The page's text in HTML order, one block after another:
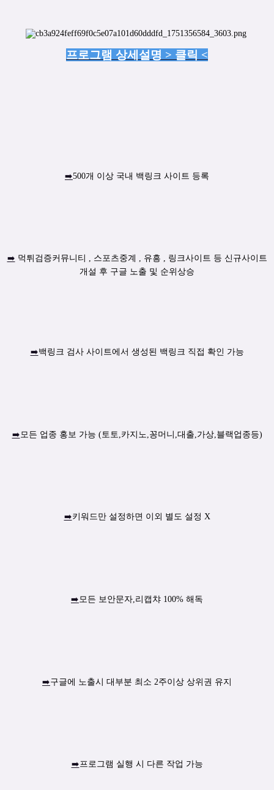
프로그램 상세설명 > 클릭 <
➡️500개 이상 국내 백링크 사이트 등록
➡️ 먹튀검증커뮤니티 , 스포츠중계 , 유흥 , 링크사이트 등 신규사이트
개설 후 구글 노출 및 순위상승
➡️백링크 검사 사이트에서 생성된 백링크 직접 확인 가능
➡️ 모든 업종 홍보 가능 (토토,카지노,꽁머니,대출,가상,블랙업종등)
➡️키워드만 설정하면 이외 별도 설정 X
➡️ 모든 보안문자,리캡챠 100% 해독
➡️구글에 노출시 대부분 최소 2주이상 상위권 유지
➡️프로그램 실행 시 다른 작업 가능